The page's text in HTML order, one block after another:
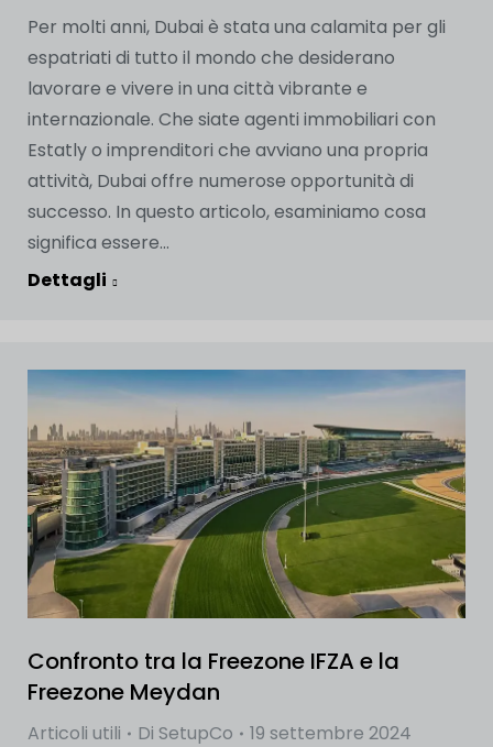
Per molti anni, Dubai è stata una calamita per gli
espatriati di tutto il mondo che desiderano
lavorare e vivere in una città vibrante e
internazionale. Che siate agenti immobiliari con
Estatly o imprenditori che avviano una propria
attività, Dubai offre numerose opportunità di
successo. In questo articolo, esaminiamo cosa
significa essere...
Dettagli
Confronto tra la Freezone IFZA e la
Freezone Meydan
Articoli utili Di SetupCo
19 settembre 2024